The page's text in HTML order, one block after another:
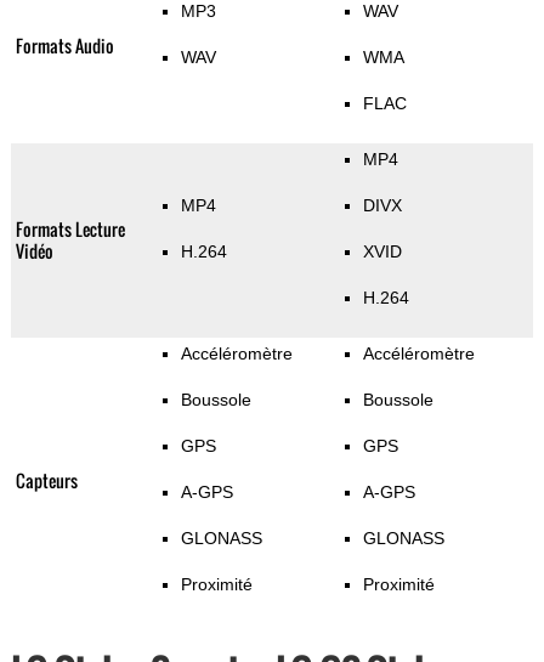
Formats Audio
MP3
WAV
WAV
WMA
FLAC
Formats Lecture
Vidéo
MP4
H.264
MP4
DIVX
XVID
H.264
Capteurs
Accéléromètre
Boussole
GPS
A-GPS
GLONASS
Proximité
Accéléromètre
Boussole
GPS
A-GPS
GLONASS
Proximité